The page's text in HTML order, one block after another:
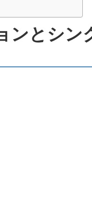
ンとシン